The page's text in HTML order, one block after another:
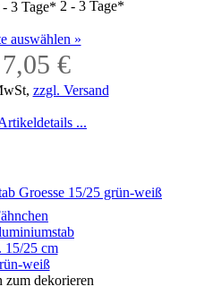
2 - 3 Tage*
auswählen »
€
zzgl. Versand
...
15/25 cm
weiß
zum dekorieren